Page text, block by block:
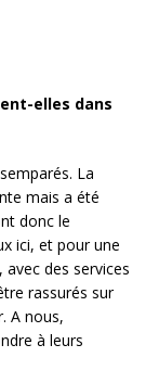
elles dans
La
mais a été
donc le
ici, et pour une
des services
rassurés sur
A nous,
à leurs